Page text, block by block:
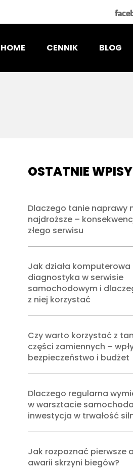
HOME CENNIK BLOG
OSTATNIE WPISY
Dlaczego tanie naprawy
najdroższe –
złego serwisu
Jak działa komputerowa
diagnostyka w serwisie
samochodowym i
z niej korzystać
Czy warto korzystać z
części zamiennych –
bezpieczeństwo i budżet
Dlaczego regularna
w warsztacie
inwestycja w trwałość
Jak rozpoznać pierwsze
awarii skrzyni biegów?